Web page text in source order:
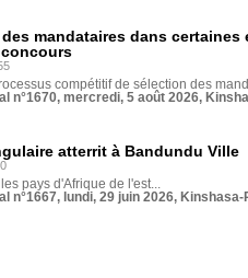
mandataires dans
compétitif de sélection des
n°1670, mercredi, 5 août 2026,
atterrit à Bandundu Ville
pays d'Afrique de l'est...
n°1667, lundi, 29 juin 2026,